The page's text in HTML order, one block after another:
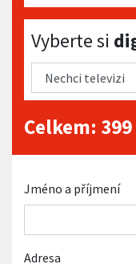
Vyberte si digitální
Vyberte si
Celkem: 399
Jméno a příjmení
Adresa